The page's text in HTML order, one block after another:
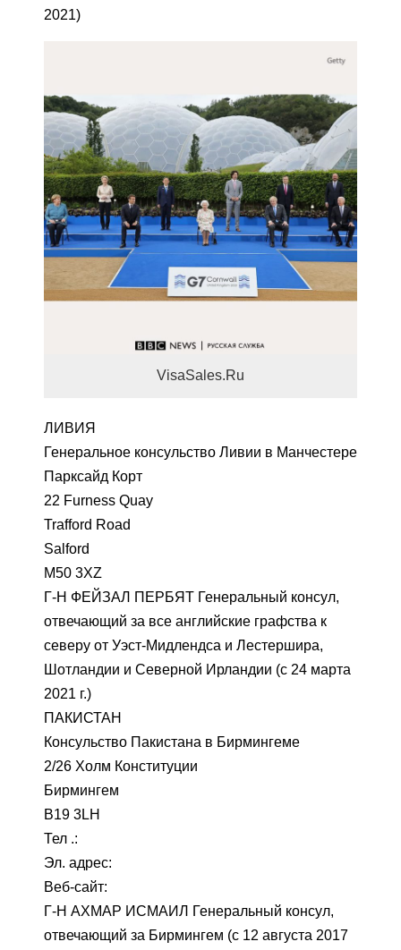
2021)
VisaSales.Ru
ЛИВИЯ
Генеральное консульство Ливии в Манчестере
Парксайд Корт
22 Furness Quay
Trafford Road
Salford
M50 3XZ
Г-Н ФЕЙЗАЛ ПЕРБЯТ Генеральный консул,
отвечающий за все английские графства к
северу от Уэст-Мидлендса и Лестершира,
Шотландии и Северной Ирландии (с 24 марта
2021 г.)
ПАКИСТАН
Консульство Пакистана в Бирмингеме
2/26 Холм Конституции
Бирмингем
B19 3LH
Тел .:
Эл. адрес:
Веб-сайт:
Г-Н АХМАР ИСМАИЛ Генеральный консул,
отвечающий за Бирмингем (с 12 августа 2017